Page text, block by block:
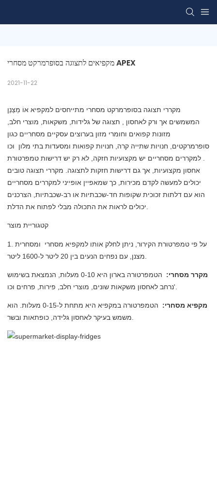
מקפיאים לתצוגה בסופרמרקט מסחרי APEX
2021-11-22
מקררי תצוגה בסופרמרקט מסחרי מתייחסים למקפיא אוֹ מְצַנֵן
המשמשים אך ורק לאחסון
תצוגה של גלידות, משקאות, מוצרי חלב,
מזונות קפואים וחומרי מזון בערוצים עסקיים מסחריים כגון
סופרמרקטים, חנויות שתייה קרה, חנויות קפואות ומסעדות בתי מלון
וכו
. למקררים מסחריים יש מקצועיות חזקה, לא רק יש דרישות טמפרטורת
אחסון מקצועיות, אך גם דרישות חזקות לתצוגה. מקררי תצוגה טובים
יכולים למעשה לקדם מכירות, כך שמאפיין אופייני למקררים מסחריים
הוא עם דלתות זכוכית שקופות חד-שכבתיות או רב-שכבתיות, הצרכנים
קטגוריית מוצר
1. על פי טמפרטורת הקירור, ניתן לחלק אותו למקפיא מסחרי
ומסחרית
מקרר מסחרי:
הטמפרטורה בארון היא 0-10 מעלות, הנמצאת בשימוש
נרחב לאחסון משקאות שונים, מוצרי חלב, פירות, פרחים וכו'.
מקפיא מסחרי:
הטמפרטורה במקפיא היא מתחת ל-0-15 מעלות. הוא
משמש בעיקר לאחסון גלידה, כופתאות ובשר.